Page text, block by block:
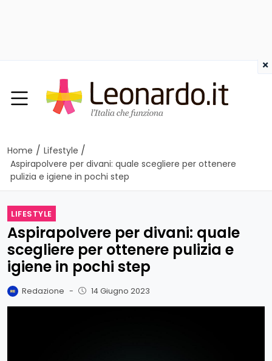
Home / Lifestyle /
Aspirapolvere per divani: quale scegliere per ottenere
pulizia e igiene in pochi step
LIFESTYLE
Aspirapolvere per divani: quale
scegliere per ottenere pulizia e
igiene in pochi step
Redazione - 14 Giugno 2023
×